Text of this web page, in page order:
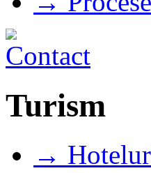
Turism
→